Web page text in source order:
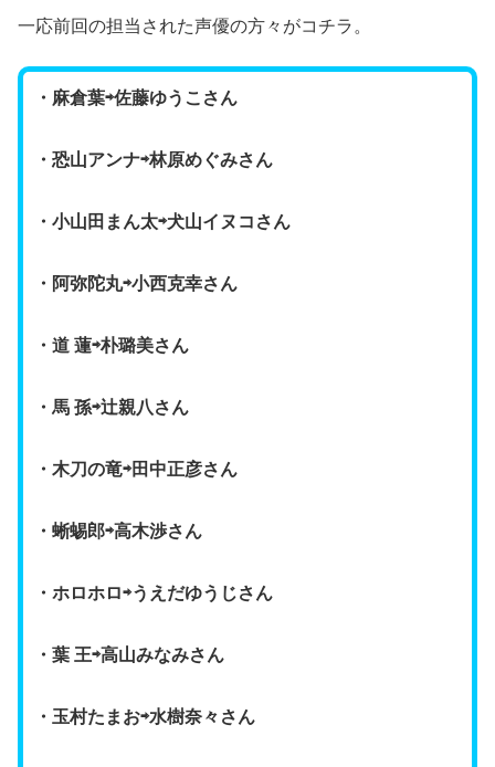
一応前回の担当された声優の方々がコチラ。
・麻倉葉⇨佐藤ゆうこさん
・恐山アンナ⇨林原めぐみさん
・小山田まん太⇨犬山イヌコさん
・阿弥陀丸⇨小西克幸さん
・道 蓮⇨朴璐美さん
・馬 孫⇨辻親八さん
・木刀の竜⇨田中正彦さん
・蜥蜴郎⇨高木渉さん
・ホロホロ⇨うえだゆうじさん
・葉 王⇨高山みなみさん
・玉村たまお⇨水樹奈々さん